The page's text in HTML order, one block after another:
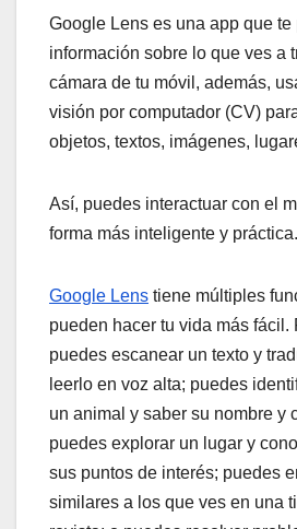
Google Lens es una app que te
información sobre lo que ves a
cámara de tu móvil, además,
visión por computador (CV)
objetos, textos, imágenes,
Así, puedes interactuar con el
forma más inteligente y práctica.
Google Lens tiene múltiples
pueden hacer tu vida más fácil.
puedes escanear un texto y
leerlo en voz alta; puedes
un animal y saber su nombre y
puedes explorar un lugar y
sus puntos de interés; puedes
similares a los que ves en una